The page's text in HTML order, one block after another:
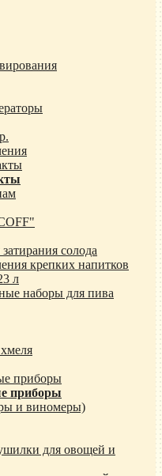
солода
крепких напитков
л
наборы для пива
приборы
и виномеры)